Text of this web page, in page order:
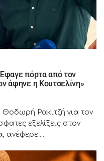
πόρτα από τον
άφηνε η Κουτσελίνη»
Ρακιτζή για τον
εξελίξεις στον
ανέφερε:...